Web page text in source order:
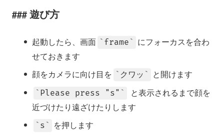
遊び方
起動したら、画面 frame
にフォーカスを合わ
せておきます
顔をカメラに向け目を
クワッ と開けます
Please press "s"
と表示されるまで顔を
近づけたり遠ざけたりします
s
を押します